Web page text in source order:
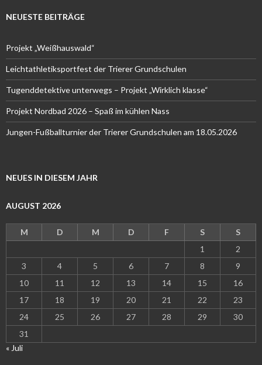
NEUESTE BEITRÄGE
Projekt „Weißhauswald“
Leichtathletiksportfest der Trierer Grundschulen
Tugenddetektive unterwegs – Projekt „Wirklich klasse“
Projekt Nordbad 2026 – Spaß im kühlen Nass
Jungen-Fußballturnier der Trierer Grundschulen am 18.05.2026
NEUES IN DIESEM JAHR
AUGUST 2026
M D M D F S
S
1
2
3
4 5 6 7 8
9
10
11 12 13 14 15
16
17
18 19 20 21 22
23
24
25 26 27 28 29
30
31
« Juli